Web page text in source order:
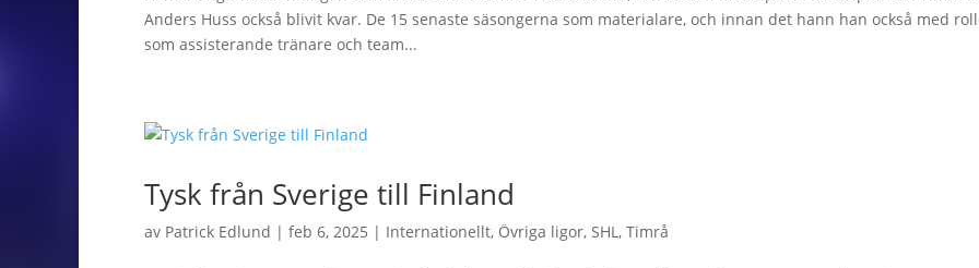
Anders Huss också blivit kvar. De 15 senaste säsongerna som materialare, och innan det hann han också med
som assisterande tränare och team...
Tysk från Sverige till Finland
av Patrick Edlund | feb 6, 2025 | Internationellt, Övriga ligor, SHL, Timrå